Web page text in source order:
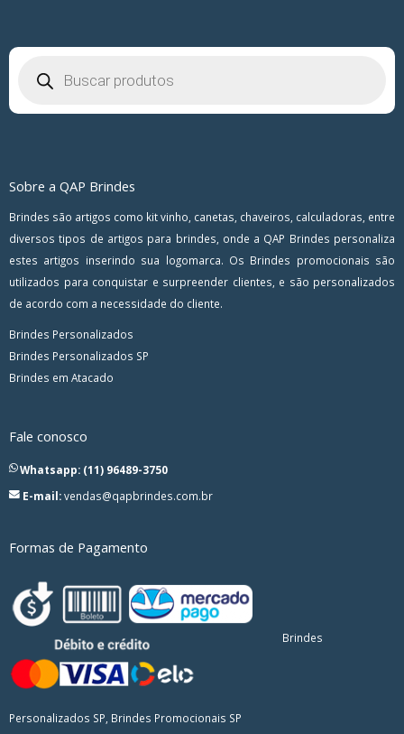
Sobre a QAP Brindes
Brindes são artigos como kit vinho, canetas, chaveiros, calculadoras, entre
diversos tipos de artigos para brindes, onde a QAP Brindes personaliza
estes artigos inserindo sua logomarca. Os Brindes promocionais são
utilizados para conquistar e surpreender clientes, e são personalizados
de acordo com a necessidade do cliente.
Brindes Personalizados
Brindes Personalizados SP
Brindes em Atacado
Fale conosco
Whatsapp: (11) 96489-3750
E-mail:vendas@qapbrindes.com.br
Formas de Pagamento
Brindes
Personalizados SP, Brindes Promocionais SP